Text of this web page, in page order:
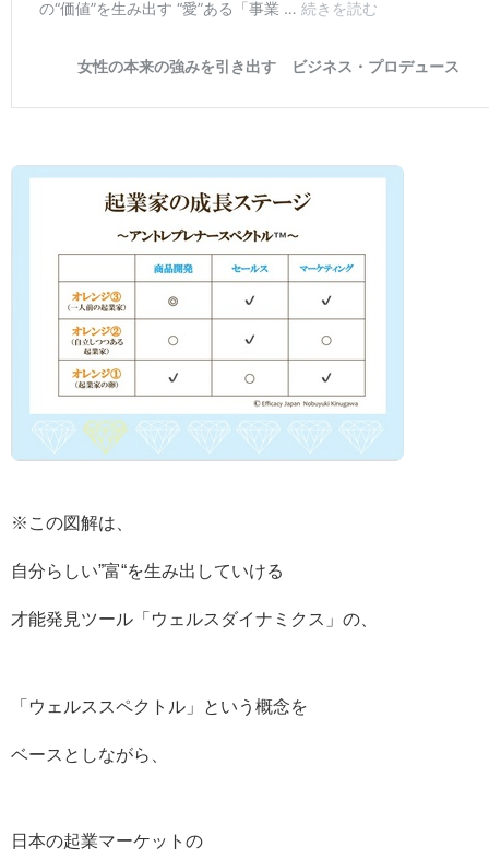
※この図解は、
自分らしい”富“を生み出していける
才能発見ツール「ウェルスダイナミクス」の、
「ウェルススペクトル」という概念を
ベースとしながら、
日本の起業マーケットの